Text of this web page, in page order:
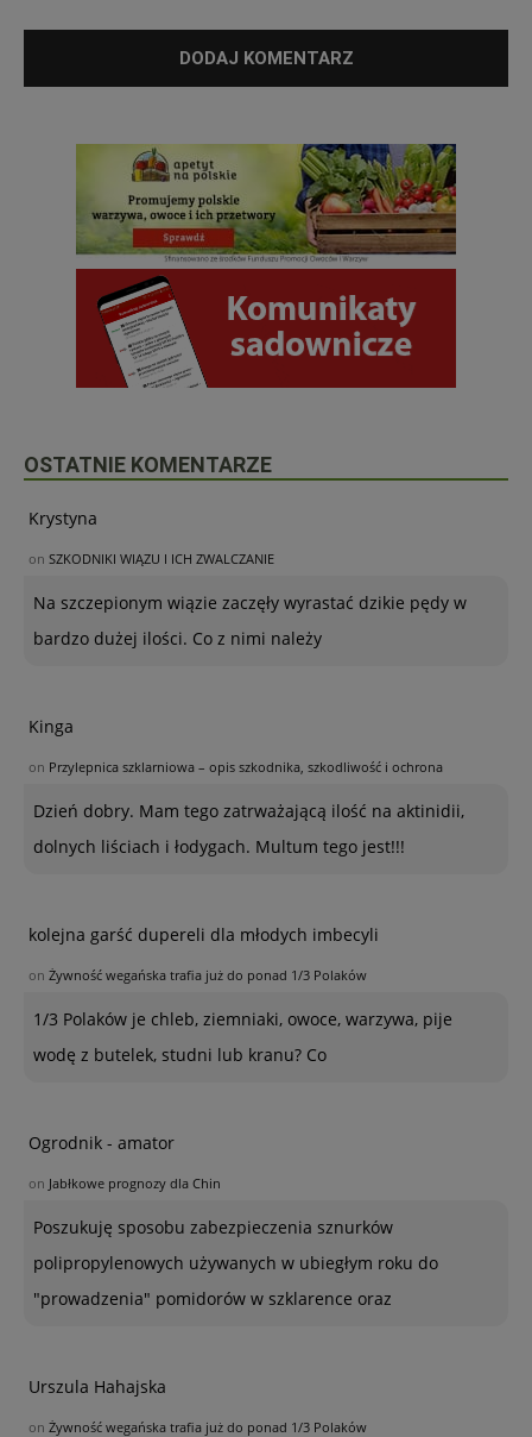
OSTATNIE KOMENTARZE
Krystyna
on SZKODNIKI WIĄZU I ICH ZWALCZANIE
Na szczepionym wiązie zaczęły wyrastać dzikie pędy w
bardzo dużej ilości. Co z nimi należy
Kinga
on Przylepnica szklarniowa – opis szkodnika, szkodliwość i ochrona
Dzień dobry. Mam tego zatrważającą ilość na aktinidii,
dolnych liściach i łodygach. Multum tego jest!!!
kolejna garść dupereli dla młodych imbecyli
on Żywność wegańska trafia już do ponad 1/3 Polaków
1/3 Polaków je chleb, ziemniaki, owoce, warzywa, pije
wodę z butelek, studni lub kranu? Co
Ogrodnik - amator
on Jabłkowe prognozy dla Chin
Poszukuję sposobu zabezpieczenia sznurków
polipropylenowych używanych w ubiegłym roku do
"prowadzenia" pomidorów w szklarence oraz
Urszula Hahajska
on Żywność wegańska trafia już do ponad 1/3 Polaków